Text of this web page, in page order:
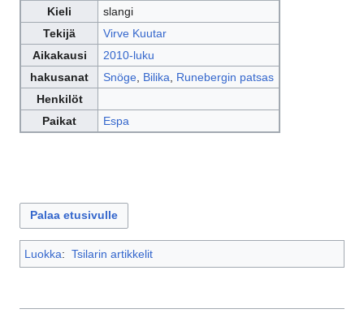
Kieli
slangi
Tekijä
Virve Kuutar
Aikakausi
2010-luku
hakusanat
Snöge, Bilika
Runebergin patsas
Henkilöt
Paikat
Espa
Palaa etusivulle
Luokka: Tsilarin artikkelit